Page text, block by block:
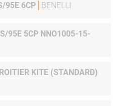
95E 6CP BENELLI
95E 5CP NNO1005-15-
POIGNEE MEDIUM/DROITIER KITE (STANDARD)